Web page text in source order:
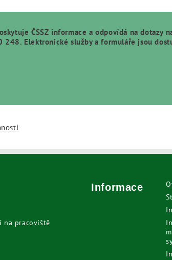
ČSSZ informace a odpovídá na dotazy
Elektronické služby a formuláře jsou
na pracoviště
Informace